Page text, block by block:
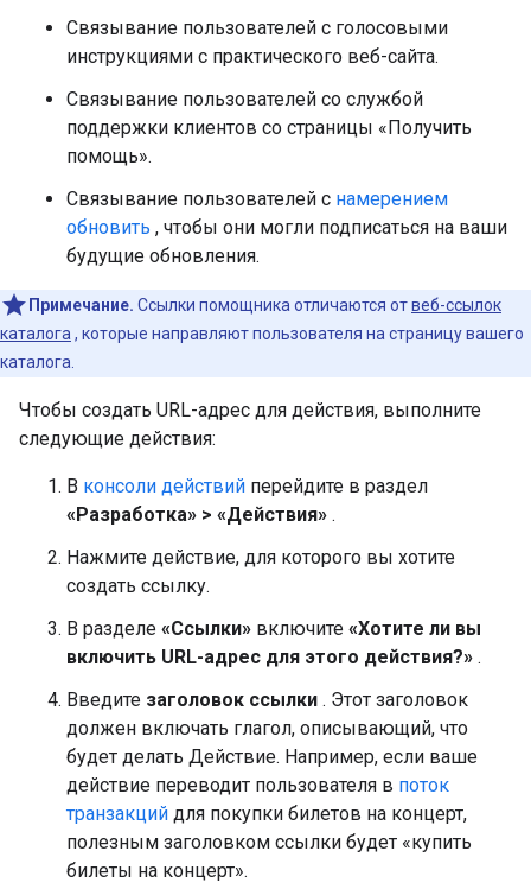
Связывание пользователей с голосовыми
инструкциями с практического веб-сайта.
Связывание пользователей со службой
поддержки клиентов со страницы «Получить
помощь».
Связывание пользователей с намерением
обновить , чтобы они могли подписаться на ваши
будущие обновления.
Примечание. Ссылки помощника отличаются отвеб-ссылок
каталога , которые направляют пользователя на страницу вашего
каталога.
Чтобы создать URL-адрес для действия, выполните
следующие действия:
В консоли действий перейдите в раздел
«Разработка» > «Действия» .
Нажмите действие, для которого вы хотите
создать ссылку.
В разделе «Ссылки» включите «Хотите ли вы
включить URL-адрес для этого действия?» .
Введите заголовок ссылки . Этот заголовок
должен включать глагол, описывающий, что
будет делать Действие. Например, если ваше
действие переводит пользователя в поток
транзакций для покупки билетов на концерт,
полезным заголовком ссылки будет «купить
билеты на концерт».